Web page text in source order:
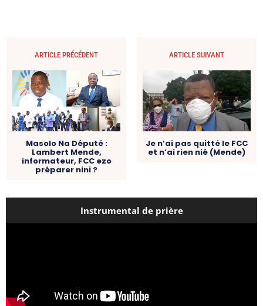
ARTICLE PRÉCÉDENT
Masolo Na Député :
Lambert Mende,
informateur, FCC ezo
préparer nini ?
ARTICLE SUIVANT
Je n’ai pas quitté le FCC
et n’ai rien nié (Mende)
Instrumental de prière